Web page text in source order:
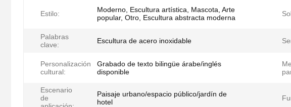
Estilo:
Moderno, Escultura artística, Mascota, Arte
popular, Otro, Escultura abstracta moderna
Palabras
clave:
Escultura de acero inoxidable
Personalización
cultural:
Grabado de texto bilingüe árabe/inglés
disponible
Escenario
de
Paisaje urbano/espacio público/jardín de
hotel